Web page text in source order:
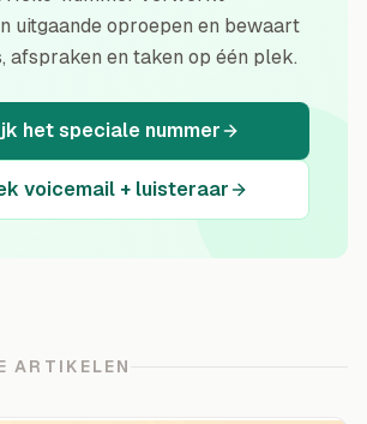
uitgaande oproepen en bewaart
afspraken en taken op één plek.
het speciale nummer
voicemail + luisteraar
ARTIKELEN